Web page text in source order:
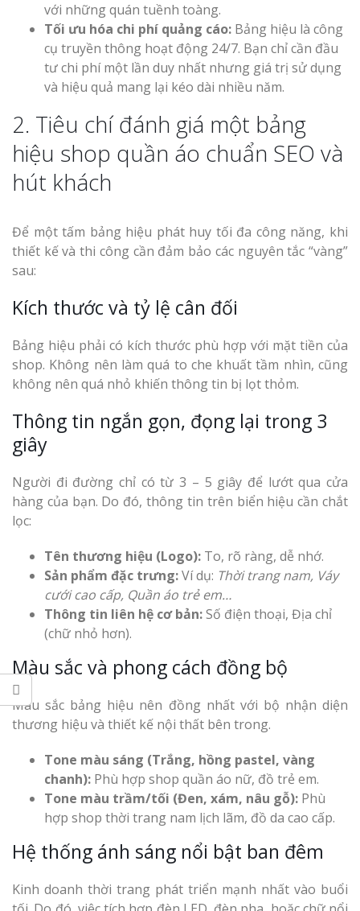
với những quán tuềnh toàng.
Tối ưu hóa chi phí quảng cáo: Bảng hiệu là công
cụ truyền thông hoạt động 24/7. Bạn chỉ cần đầu
tư chi phí một lần duy nhất nhưng giá trị sử dụng
và hiệu quả mang lại kéo dài nhiều năm.
2. Tiêu chí đánh giá một bảng
hiệu shop quần áo chuẩn SEO và
hút khách
Để một tấm bảng hiệu phát huy tối đa công năng, khi
thiết kế và thi công cần đảm bảo các nguyên tắc “vàng”
sau:
Kích thước và tỷ lệ cân đối
Bảng hiệu phải có kích thước phù hợp với mặt tiền của
shop. Không nên làm quá to che khuất tầm nhìn, cũng
không nên quá nhỏ khiến thông tin bị lọt thỏm.
Thông tin ngắn gọn, đọng lại trong 3
giây
Người đi đường chỉ có từ 3 – 5 giây để lướt qua cửa
hàng của bạn. Do đó, thông tin trên biển hiệu cần chắt
lọc:
Tên thương hiệu (Logo): To, rõ ràng, dễ nhớ.
Sản phẩm đặc trưng:Ví dụ: Thời trang nam, Váy
cưới cao cấp, Quần áo trẻ em…
Thông tin liên hệ cơ bản:Số điện thoại, Địa chỉ
(chữ nhỏ hơn).
Màu sắc và phong cách đồng bộ
Màu sắc bảng hiệu nên đồng nhất với bộ nhận diện
thương hiệu và thiết kế nội thất bên trong.
Tone màu sáng (Trắng, hồng pastel, vàng
chanh): Phù hợp shop quần áo nữ, đồ trẻ em.
Tone màu trầm/tối (Đen, xám, nâu gỗ): Phù
hợp shop thời trang nam lịch lãm, đồ da cao cấp.
Hệ thống ánh sáng nổi bật ban đêm
Kinh doanh thời trang phát triển mạnh nhất vào buổi